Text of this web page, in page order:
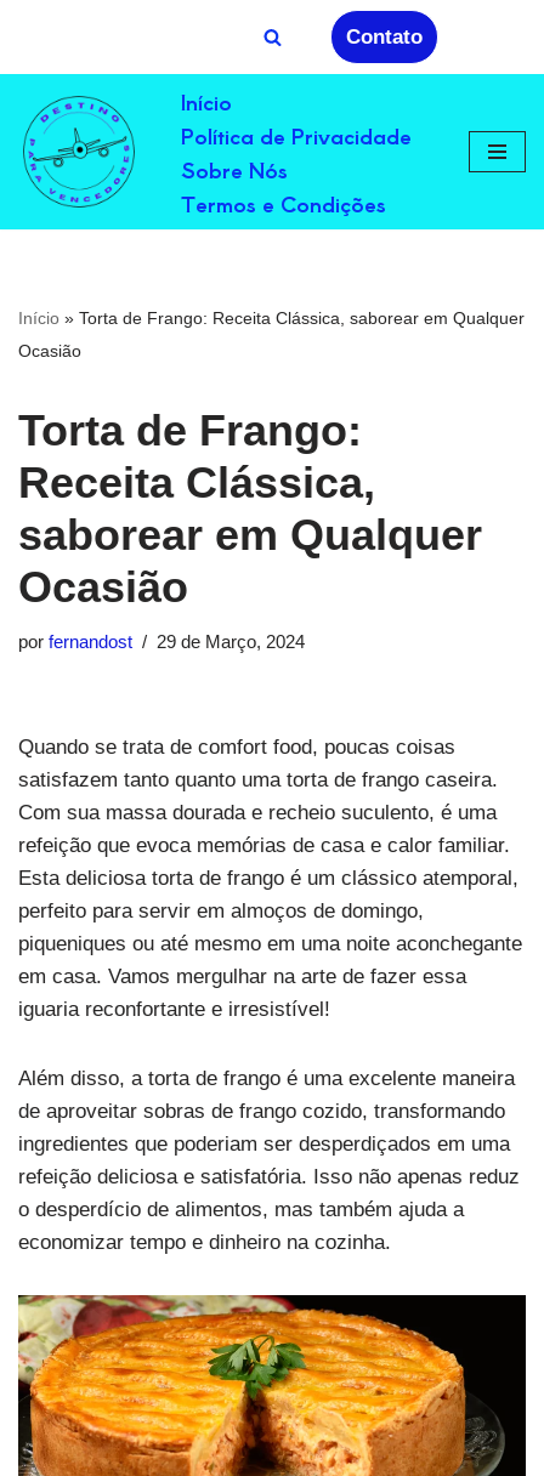
para
o
conteúdo
Contato
Início
Política de Privacidade
Sobre Nós
Termos e Condições
Início » Torta de Frango: Receita Clássica, saborear em Qualquer
Ocasião
Torta de Frango:
Receita Clássica,
saborear em Qualquer
Ocasião
por fernandost 29 de Março, 2024
Quando se trata de comfort food, poucas coisas
satisfazem tanto quanto uma torta de frango caseira.
Com sua massa dourada e recheio suculento, é uma
refeição que evoca memórias de casa e calor familiar.
Esta deliciosa torta de frango é um clássico atemporal,
perfeito para servir em almoços de domingo,
piqueniques ou até mesmo em uma noite aconchegante
em casa. Vamos mergulhar na arte de fazer essa
iguaria reconfortante e irresistível!
Além disso, a torta de frango é uma excelente maneira
de aproveitar sobras de frango cozido, transformando
ingredientes que poderiam ser desperdiçados em uma
refeição deliciosa e satisfatória. Isso não apenas reduz
o desperdício de alimentos, mas também ajuda a
economizar tempo e dinheiro na cozinha.